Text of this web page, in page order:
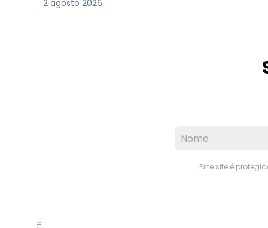
2 agosto 2026
Este site é